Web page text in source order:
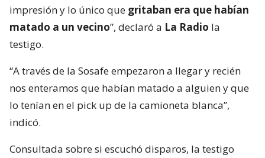
impresión y lo único que gritaban era que habían
matado a un vecino”, declaró a La Radio la
testigo.
“A través de la Sosafe empezaron a llegar y recién
nos enteramos que habían matado a alguien y que
lo tenían en el pick up de la camioneta blanca”,
indicó.
Consultada sobre si escuchó disparos, la testigo